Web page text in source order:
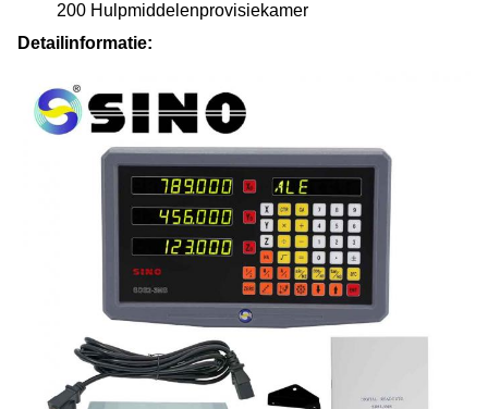
200 Hulpmiddelenprovisiekamer
Detailinformatie: